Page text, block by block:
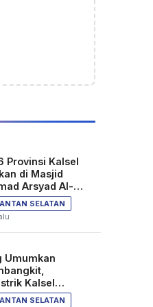
Provinsi Kalsel
di Masjid
Arsyad Al-
SELATAN
Umumkan
Kalsel
SELATAN